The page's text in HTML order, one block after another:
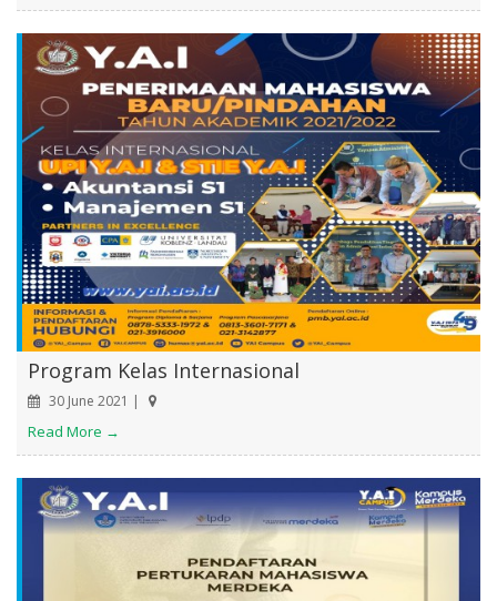
Program Kelas Internasional
30 June 2021 |
Read More →